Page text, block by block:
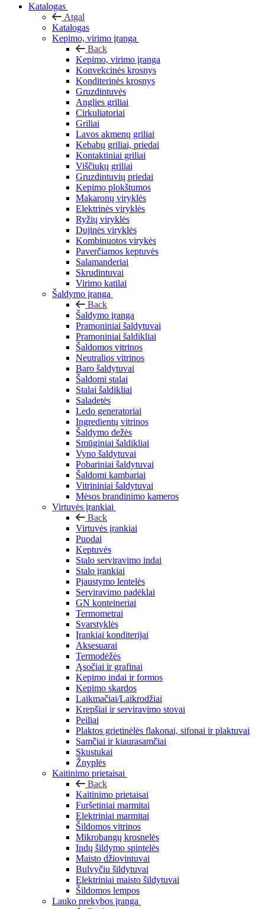
Katalogas
Atgal
Katalogas
Kepimo, virimo įranga
Back
Kepimo, virimo įranga
Konvekcinės krosnys
Konditerinės krosnys
Gruzdintuvės
Anglies griliai
Cirkuliatoriai
Griliai
Lavos akmenų griliai
Kebabų griliai, priedai
Kontaktiniai griliai
Viščiukų griliai
Gruzdintuvių priedai
Kepimo plokštumos
Makaronų viryklės
Elektrinės viryklės
Ryžių viryklės
Dujinės viryklės
Kombinuotos virykės
Paverčiamos keptuvės
Salamanderiai
Skrudintuvai
Virimo katilai
Šaldymo įranga
Back
Šaldymo įranga
Pramoniniai šaldytuvai
Pramoniniai šaldikliai
Šaldomos vitrinos
Neutralios vitrinos
Baro šaldytuvai
Šaldomi stalai
Stalai šaldikliai
Saladetės
Ledo generatoriai
Ingredientų vitrinos
Šaldymo dežės
Smūginiai šaldikliai
Vyno šaldytuvai
Pobariniai šaldytuvai
Šaldomi kambariai
Vitrininiai šaldytuvai
Mėsos brandinimo kameros
Virtuvės įrankiai
Back
Virtuvės įrankiai
Puodai
Keptuvės
Stalo serviravimo indai
Stalo įrankiai
Pjaustymo lentelės
Serviravimo padėklai
GN konteineriai
Termometrai
Svarstyklės
Įrankiai konditerijai
Aksesuarai
Termodėžės
Ąsočiai ir grafinai
Kepimo indai ir formos
Kepimo skardos
Laikmačiai/Laikrodžiai
Krepšiai ir serviravimo stovai
Peiliai
Plaktos grietinėlės flakonai, sifonai ir plaktuvai
Samčiai ir kiaurasamčiai
Skustukai
Žnyplės
Kaitinimo prietaisai
Back
Kaitinimo prietaisai
Furšetiniai marmitai
Elektriniai marmitai
Šildomos vitrinos
Mikrobangų krosnelės
Indų šildymo spintelės
Maisto džiovintuvai
Bulvyčiu šildytuvai
Elektriniai maisto šildytuvai
Šildomos lempos
Lauko prekybos įranga